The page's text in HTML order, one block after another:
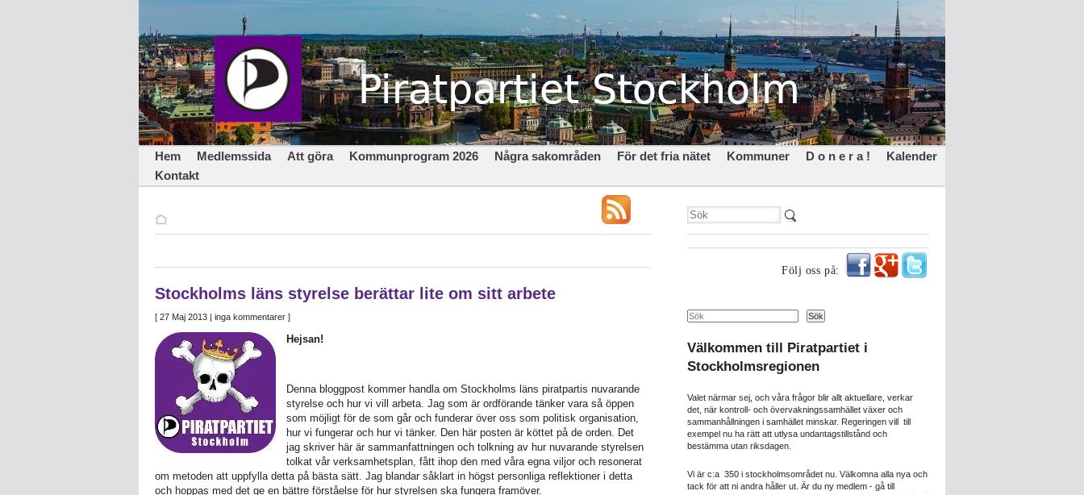
Hem Medlemssida Att göra Kommunprogram 2026 Några sakområden För det fria nätet Kommuner D o n e r a !
Kalender
Kontakt
Stockholms läns styrelse berättar lite om sitt arbete
[ 27 Maj 2013 | inga kommentarer ]
Hejsan!
Denna bloggpost kommer handla om Stockholms läns piratpartis nuvarande
styrelse och hur vi vill arbeta. Jag som är ordförande tänker vara så öppen
som möjligt för de som går och funderar över oss som politisk organisation,
hur vi fungerar och hur vi tänker. Den här posten är köttet på de orden. Det
jag skriver här är sammanfattningen och tolkning av hur nuvarande styrelsen
tolkat vår verksamhetsplan, fått ihop den med våra egna viljor och resonerat
om metoden att uppfylla detta på bästa sätt. Jag blandar såklart in högst personliga reflektioner i detta
och hoppas med det ge en bättre förståelse för hur styrelsen ska fungera framöver.
Följ oss på:
Search Sök
Välkommen till Piratpartiet i
Stockholmsregionen
Valet närmar sej, och våra frågor blir allt aktuellare, verkar
det, när kontroll- och övervakningssamhället växer och
sammanhållningen i samhället minskar. Regeringen vill till
exempel nu ha rätt att utlysa undantagstillstånd och
bestämma utan riksdagen.
Vi är c:a 350 i stockholmsområdet nu. Välkomna alla nya och
tack för att ni andra håller ut. Är du ny medlem - gå till